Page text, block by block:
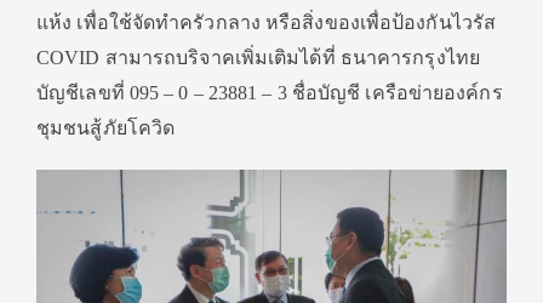
แห้ง เพื่อใช้จัดทำครัวกลาง หรือสิ่งของเพื่อป้องกันไวรัส
COVID สามารถบริจาคเพิ่มเติมได้ที่ ธนาคารกรุงไทย
บัญชีเลขที่ 095 – 0 – 23881 – 3 ชื่อบัญชี เครือข่ายองค์กร
ชุมชนสู้ภัยโควิด